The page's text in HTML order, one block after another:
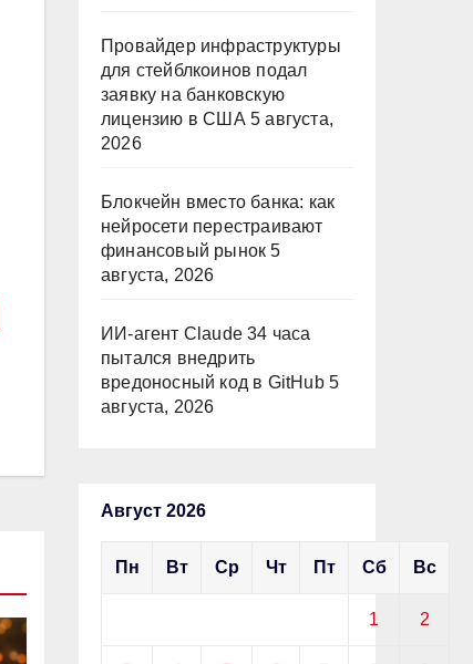
Провайдер инфраструктуры
для стейблкоинов подал
заявку на банковскую
лицензию в США 5 августа,
2026
Блокчейн вместо банка: как
нейросети перестраивают
финансовый рынок 5
августа, 2026
ИИ-агент Claude 34 часа
пытался внедрить
вредоносный код в GitHub 5
августа, 2026
Август 2026
Пн Вт Ср Чт Пт Сб Вс
1 2